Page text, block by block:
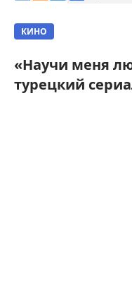
КИНО
«Научи меня
турецкий